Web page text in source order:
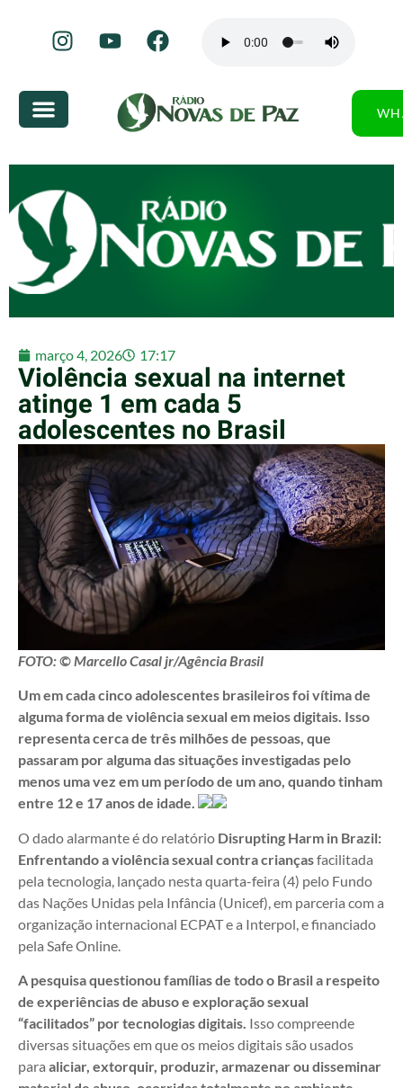
março 4, 2026 17:17
Violência sexual na internet
atinge 1 em cada 5
adolescentes no Brasil
FOTO: © Marcello Casal jr/Agência Brasil
Um em cada cinco adolescentes brasileiros foi vítima de
alguma forma de violência sexual em meios digitais. Isso
representa cerca de três milhões de pessoas, que
passaram por alguma das situações investigadas pelo
menos uma vez em um período de um ano, quando tinham
entre 12 e 17 anos de idade.
O dado alarmante é do relatório Disrupting Harm in Brazil:
Enfrentando a violência sexual contra criançasfacilitada
pela tecnologia, lançado nesta quarta-feira (4) pelo Fundo
das Nações Unidas pela Infância (Unicef), em parceria com a
organização internacional ECPAT e a Interpol, e financiado
pela Safe Online.
A pesquisa questionou famílias de todo o Brasil a respeito
de experiências de abuso e exploração sexual
“facilitados” por tecnologias digitais. Isso compreende
diversas situações em que os meios digitais são usados
para aliciar, extorquir, produzir, armazenar ou disseminar